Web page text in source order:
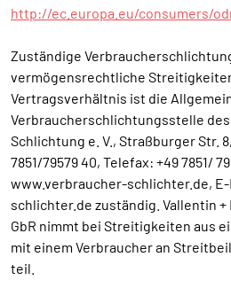
http://ec.europa.eu/consumers/
Zuständige
vermögensrechtliche
Vertragsverhältnis ist die
Verbraucherschlichtungsstelle
Schlichtung e. V., Straßburger Str.
7851/79579 40, Telefax: +49 7851/
www.verbraucher-schlichter.de,
schlichter.de zuständig. Vallentin
GbR nimmt bei Streitigkeiten aus
mit einem Verbraucher an
teil.